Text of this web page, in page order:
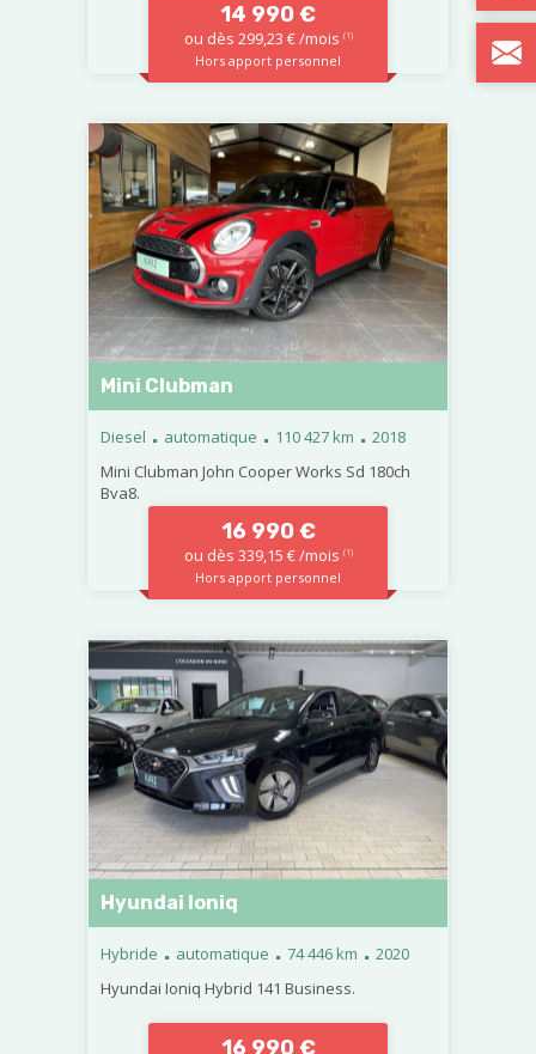
14 990 €
ou dès 299,23 € /mois (1)
Hors apport personnel
Mini Clubman
Diesel . automatique . 110 427 km . 2018
Mini Clubman John Cooper Works Sd 180ch
Bva8.
16 990 €
ou dès 339,15 € /mois (1)
Hors apport personnel
Hyundai Ioniq
Hybride . automatique . 74 446 km . 2020
Hyundai Ioniq Hybrid 141 Business.
16 990 €